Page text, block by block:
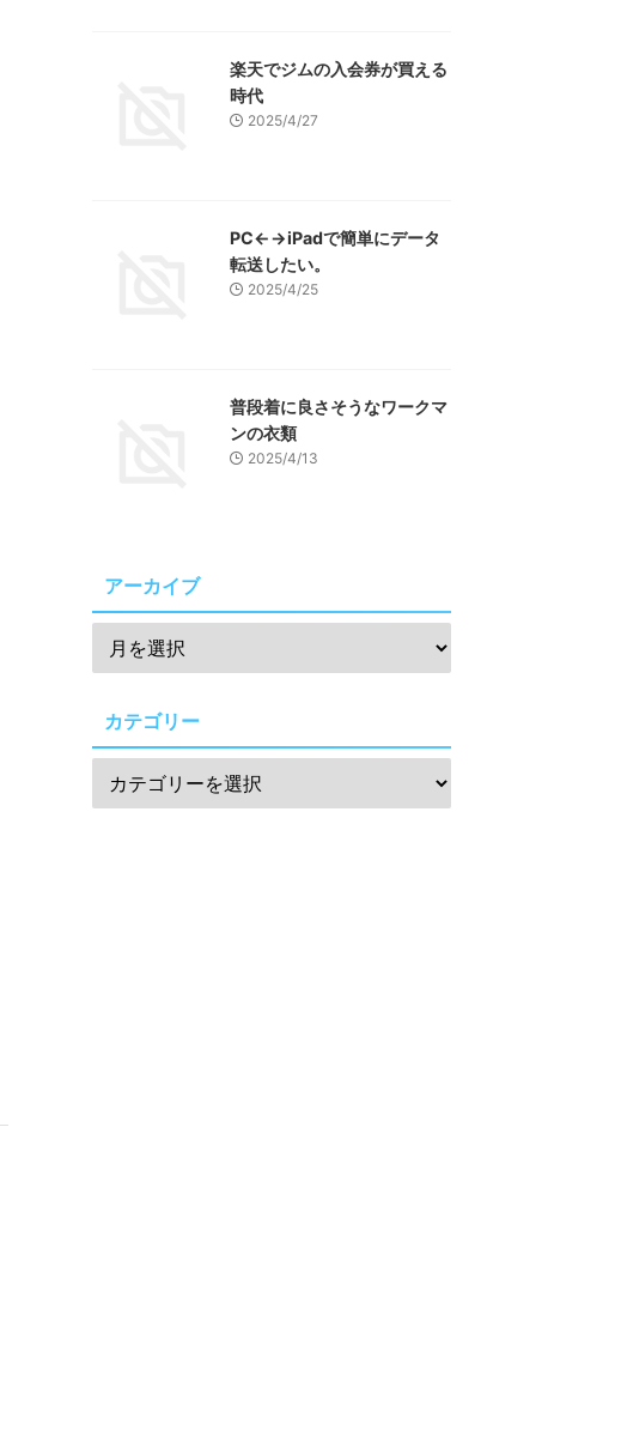
楽天でジムの入会券が買える
時代
2025/4/27
PC←→iPadで簡単にデータ
転送したい。
2025/4/25
普段着に良さそうなワークマ
ンの衣類
2025/4/13
アーカイブ
カテゴリー